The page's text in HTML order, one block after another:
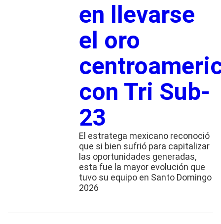
en llevarse
el oro
con Tri Sub-
23
El estratega mexicano reconoció
que si bien sufrió para capitalizar
las oportunidades generadas,
esta fue la mayor evolución que
tuvo su equipo en Santo Domingo
2026